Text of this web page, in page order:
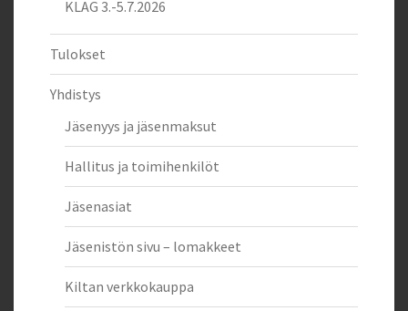
KLAG 3.-5.7.2026
Tulokset
Yhdistys
Jäsenyys ja jäsenmaksut
Hallitus ja toimihenkilöt
Jäsenasiat
Jäsenistön sivu – lomakkeet
Kiltan verkkokauppa